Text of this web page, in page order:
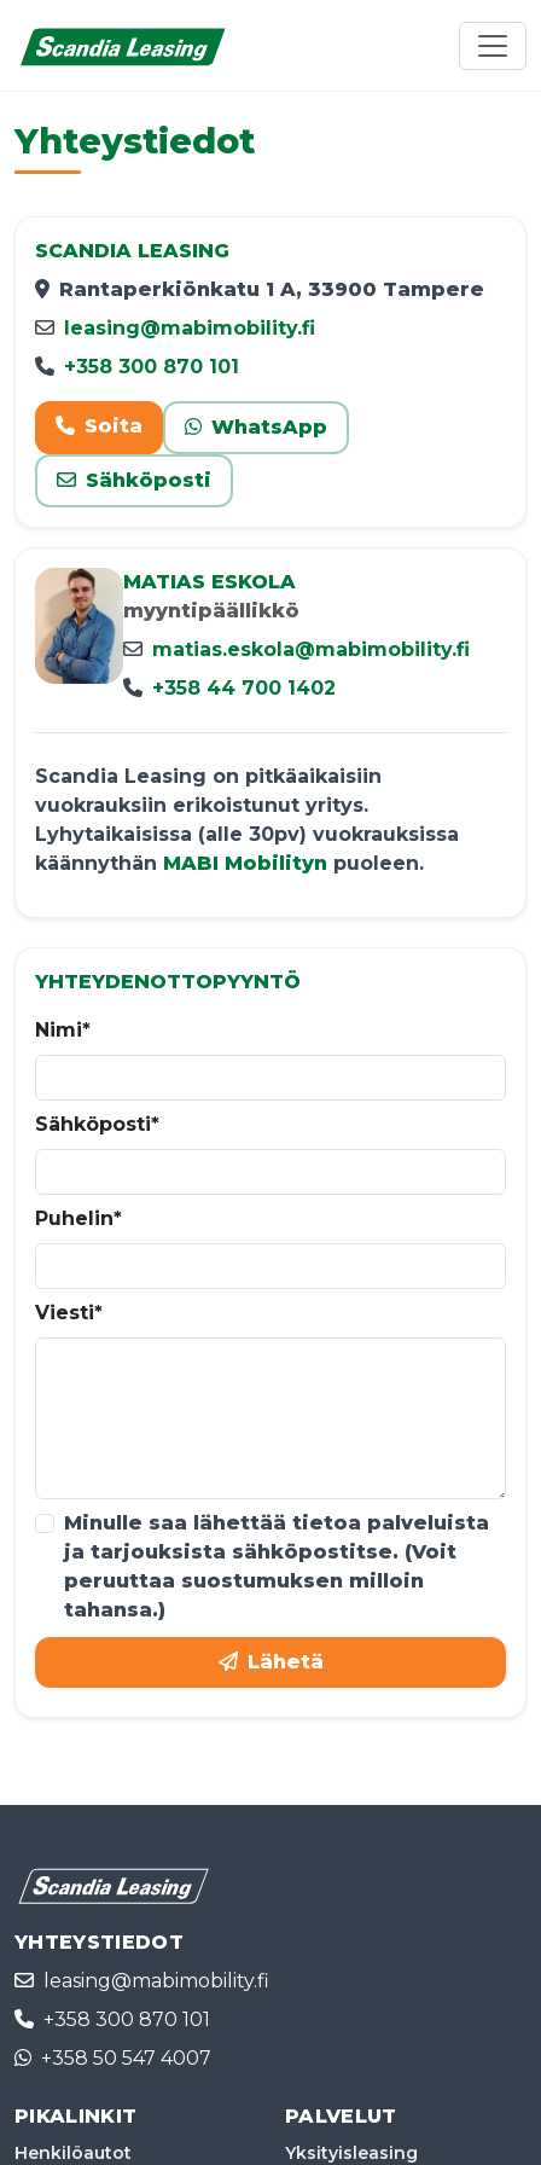
Yhteystiedot
SCANDIA LEASING
Rantaperkiönkatu 1 A, 33900 Tampere
leasing@mabimobility.fi
+358 300 870 101
Soita WhatsApp
Sähköposti
MATIAS ESKOLA
myyntipäällikkö
matias.eskola@mabimobility.fi
+358 44 700 1402
Scandia Leasing on pitkäaikaisiin
vuokrauksiin erikoistunut yritys.
Lyhytaikaisissa (alle 30pv) vuokrauksissa
käännythän MABI Mobilityn puoleen.
YHTEYDENOTTOPYYNTÖ
Nimi*
Sähköposti*
Puhelin*
Viesti*
Minulle saa lähettää tietoa palveluista
ja tarjouksista sähköpostitse. (Voit
peruuttaa suostumuksen milloin
tahansa.)
Lähetä
YHTEYSTIEDOT
leasing@mabimobility.fi
+358 300 870 101
+358 50 547 4007
PIKALINKIT
Henkilöautot
PALVELUT
Yksityisleasing